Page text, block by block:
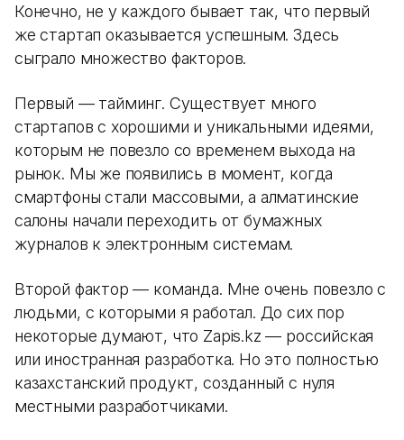
Конечно, не у каждого бывает так, что первый
же стартап оказывается успешным. Здесь
сыграло множество факторов.
Первый — тайминг. Существует много
стартапов с хорошими и уникальными идеями,
которым не повезло со временем выхода на
рынок. Мы же появились в момент, когда
смартфоны стали массовыми, а алматинские
салоны начали переходить от бумажных
журналов к электронным системам.
Второй фактор — команда. Мне очень повезло с
людьми, с которыми я работал. До сих пор
некоторые думают, что Zapis.kz — российская
или иностранная разработка. Но это полностью
казахстанский продукт, созданный с нуля
местными разработчиками.